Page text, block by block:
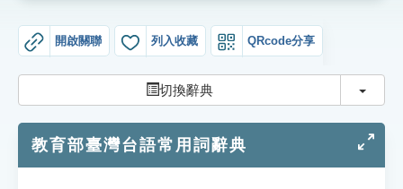
生字詞彙表
知識索引
開啟關聯 列入收藏 QRcode分享
切換辭典 切換
教育部臺灣台語常用詞辭典